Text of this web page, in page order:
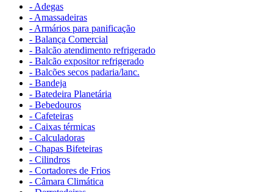
- Adegas
- Amassadeiras
- Armários para panificação
- Balança Comercial
- Balcão atendimento refrigerado
- Balcão expositor refrigerado
- Balcões secos padaria/lanc.
- Bandeja
- Batedeira Planetária
- Bebedouros
- Cafeteiras
- Caixas térmicas
- Calculadoras
- Chapas Bifeteiras
- Cilindros
- Cortadores de Frios
- Câmara Climática